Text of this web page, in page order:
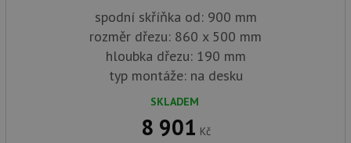
spodní skříňka od: 900 mm
rozměr dřezu: 860 x 500 mm
hloubka dřezu: 190 mm
typ montáže: na desku
SKLADEM
8 901 Kč